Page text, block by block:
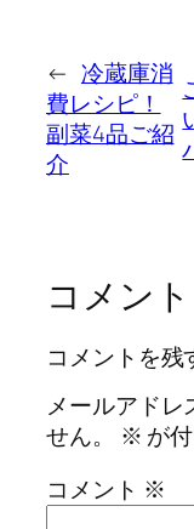
← 冷蔵庫消
費レシピ！
副菜4品ご紹
介
コメント
コメントを残
メールアドレ
せん。
※ が
コメント ※